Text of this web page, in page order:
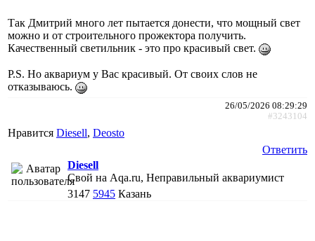
Так Дмитрий много лет пытается донести, что мощный свет
можно и от строительного прожектора получить.
Качественный светильник - это про красивый свет.
P.S. Но аквариум у Вас красивый. От своих слов не
отказываюсь.
26/05/2026 08:29:29
#3243104
Нравится Diesell, Deosto
Ответить
Diesell
Свой на Aqa.ru, Неправильный аквариумист
3147 5945 Казань